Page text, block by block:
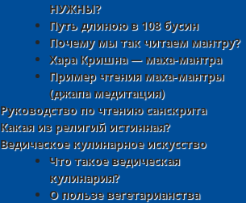
НУЖНЫ?
Путь длиною в 108 бусин
Почему мы так читаем мантру?
Хара Кришна — маха-мантра
Пример чтения маха-мантры
(джапа медитация)
Руководство по чтению санскрита
Какая из религий истинная?
Ведическое кулинарное искусство
Что такое ведическая
кулинария?
О пользе вегетарианства